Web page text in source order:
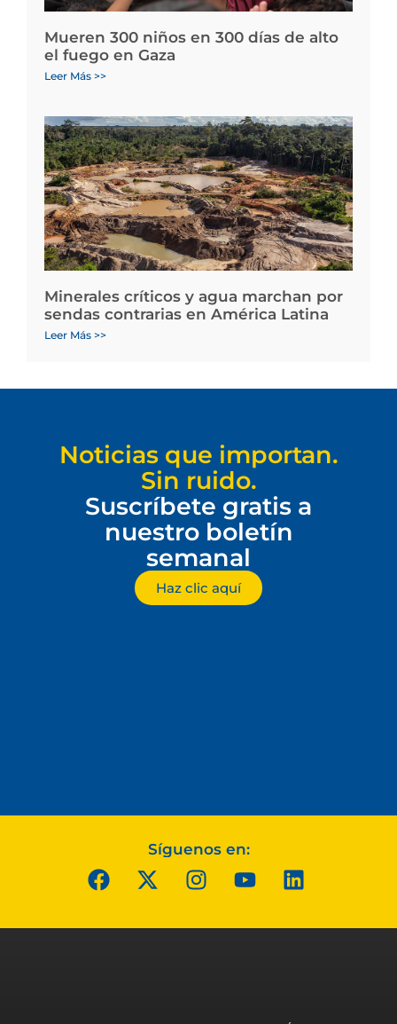
Mueren 300 niños en 300 días de alto
el fuego en Gaza
Leer Más >>
Minerales críticos y agua marchan por
sendas contrarias en América Latina
Leer Más >>
Noticias que importan.
Sin ruido.
Suscríbete gratis a
nuestro boletín
semanal
Haz clic aquí
Síguenos en: